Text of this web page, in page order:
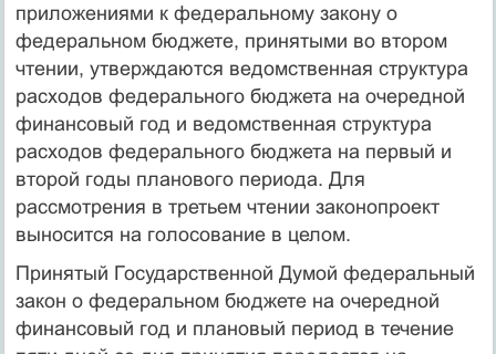
приложениями к федеральному закону о
федеральном бюджете, принятыми во втором
чтении, утверждаются ведомственная структура
расходов федерального бюджета на очередной
финансовый год и ведомственная структура
расходов федерального бюджета на первый и
второй годы планового периода. Для
рассмотрения в третьем чтении законопроект
выносится на голосование в целом.
Принятый Государственной Думой федеральный
закон о федеральном бюджете на очередной
финансовый год и плановый период в течение